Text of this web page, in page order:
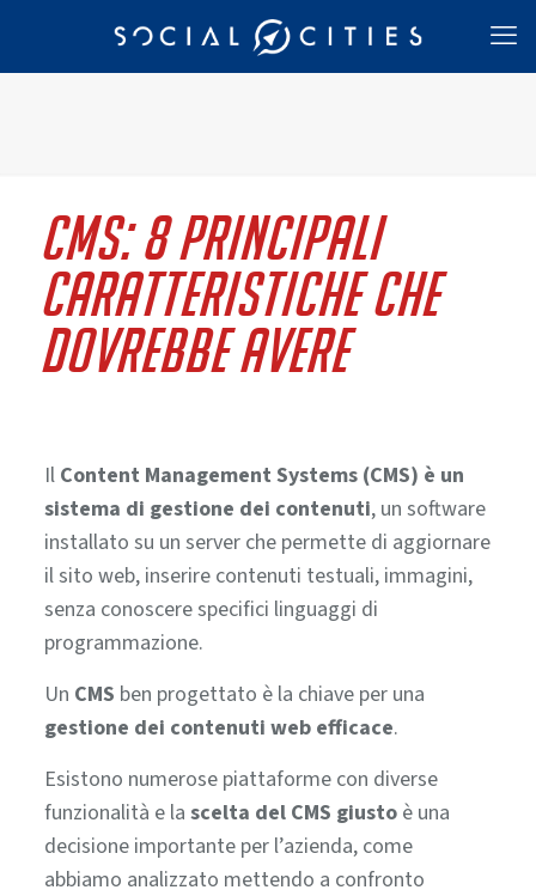
CMS: 8 principali
caratteristiche che
dovrebbe avere
Il Content Management Systems (CMS) è un
sistema di gestione dei contenuti, un software
installato su un server che permette di aggiornare
il sito web, inserire contenuti testuali, immagini,
senza conoscere specifici linguaggi di
programmazione.
Un CMS ben progettato è la chiave per una
gestione dei contenuti web efficace.
Esistono numerose piattaforme con diverse
funzionalità e la scelta del CMS giustoè una
decisione importante per l’azienda, come
abbiamo analizzato mettendo a confronto